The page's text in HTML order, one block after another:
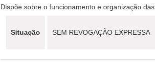
Dispõe sobre o funcionamento e organização
Situação SEM REVOGAÇÃO EXPRESSA